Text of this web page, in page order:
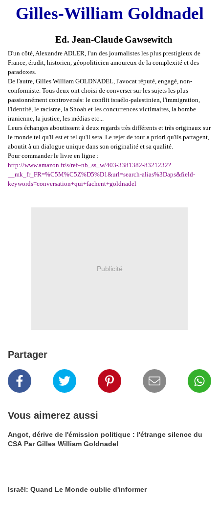
Gilles-William Goldnadel
Ed. Jean-Claude Gawsewitch
D'un côté, Alexandre ADLER, l'un des journalistes les plus prestigieux de
France, érudit, historien, géopoliticien amoureux de la complexité et des
paradoxes.
De l'autre, Gilles William GOLDNADEL, l'avocat réputé, engagé, non-
conformiste. Tous deux ont choisi de converser sur les sujets les plus
passionnément controversés: le conflit israélo-palestinien, l'immigration,
l'identité, le racisme, la Shoah et les concurrences victimaires, la bombe
iranienne, la justice, les médias etc...
Leurs échanges aboutissent à deux regards très différents et très originaux sur
le monde tel qu'il est et tel qu'il sera. Le rejet de tout a priori qu'ils partagent,
aboutit à un dialogue unique dans son originalité et sa qualité.
Pour commander le livre en ligne :
http://www.amazon.fr/s/ref=nb_ss_w/403-3381382-8321232?
__mk_fr_FR=%C5M%C5Z%D5%D1&url=search-alias%3Daps&field-
keywords=conversation+qui+fachent+goldnadel
Publicité
Partager
Vous aimerez aussi
Angot, dérive de l'émission politique : l'étrange silence du
CSA Par Gilles William Goldnadel
Israël: Quand Le Monde oublie d'informer